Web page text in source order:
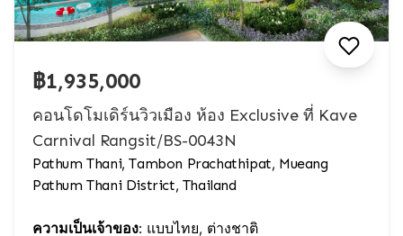
฿1,935,000
คอนโดโมเดิร์นวิวเมือง ห้อง Exclusive ที่ Kave
Carnival Rangsit/BS-0043N
Pathum Thani, Tambon Prachathipat, Mueang
Pathum Thani District, Thailand
ความเป็นเจ้าของ: แบบไทย, ต่างชาติ